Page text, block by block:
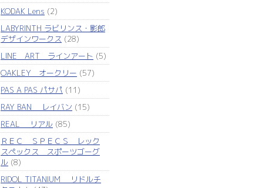
KODAK Lens (2)
LABYRINTH ラビリンス・影郎
デザインワークス (28)
LINE ART ラインアート (5)
OAKLEY オークリー (57)
PAS A PAS パサパ (11)
RAY BAN レイバン (15)
REAL リアル (85)
ＲＥＣ ＳＰＥＣＳ レック
スペックス スポーツゴーグ
ル (8)
RIDOL TITANIUM リドルチ